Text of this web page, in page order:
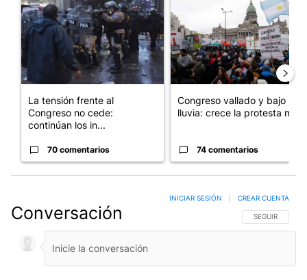
La tensión frente al
Congreso no cede:
continúan los in...
70 comentarios
Congreso vallado y bajo la
lluvia: crece la protesta mi...
74 comentarios
Conversación SIGA ESTA
SEGUIR
INICIAR SESIÓN CREAR CUENTA